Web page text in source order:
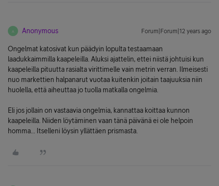
A Anonymous Forum|Forum|12 years ago
Ongelmat katosivat kun päädyin lopulta testaamaan
laadukkaimmilla kaapeleilla. Aluksi ajattelin, ettei niistä johtuisi kun
kaapeleilla pituutta rasialta virittimelle vain metrin verran. Ilmeisesti
nuo markettien halpanarut vuotaa kuitenkin joitain taajuuksia niin
huolella, että aiheuttaa jo tuolla matkalla ongelmia.
Eli jos jollain on vastaavia ongelmia, kannattaa koittaa kunnon
kaapeleilla. Niiden löytäminen vaan tänä päivänä ei ole helpoin
homma... Itselleni löysin yllättäen prismasta.